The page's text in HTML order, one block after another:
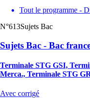
Tout le programme -
N°613Sujets Bac
Sujets Bac - Bac
Terminale STG GSI,
Merca., Terminale STG
Avec corrigé